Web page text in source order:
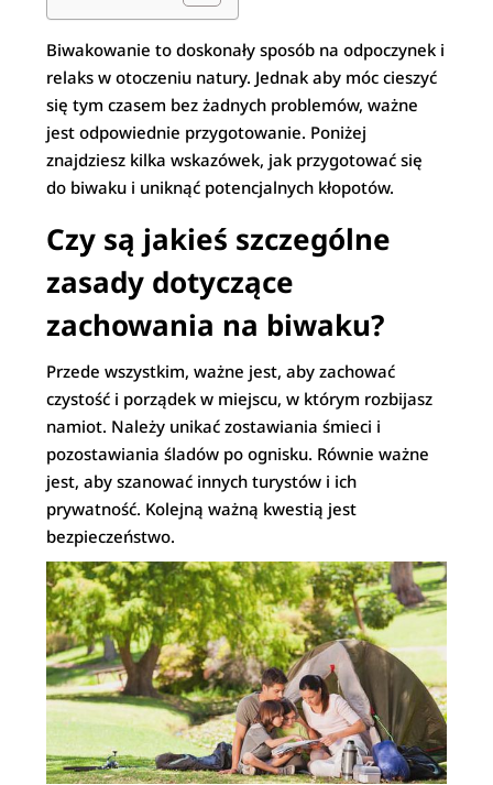
Biwakowanie to doskonały sposób na odpoczynek i
relaks w otoczeniu natury. Jednak aby móc cieszyć
się tym czasem bez żadnych problemów, ważne
jest odpowiednie przygotowanie. Poniżej
znajdziesz kilka wskazówek, jak przygotować się
do biwaku i uniknąć potencjalnych kłopotów.
Czy są jakieś szczególne
zasady dotyczące
zachowania na biwaku?
Przede wszystkim, ważne jest, aby zachować
czystość i porządek w miejscu, w którym rozbijasz
namiot. Należy unikać zostawiania śmieci i
pozostawiania śladów po ognisku. Równie ważne
jest, aby szanować innych turystów i ich
prywatność. Kolejną ważną kwestią jest
bezpieczeństwo.